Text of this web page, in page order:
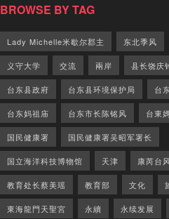
BROWSE BY TAG
Lady Michelle米歇尔郡主 东北季风
义守大学 交流 兩岸 县长饶庆
台东县政府 台东县环境保护局 台
台东妈祖庙 台东市长陈铭风 台東
国民健康署 国民健康署吴昭军署长
国立海洋科技博物馆 天津 康芮台
教育处长蔡美瑶 教育部 文化
東海龍門天聖宮 永續 永续发展